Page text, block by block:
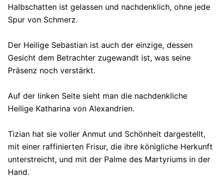
Halbschatten ist gelassen und nachdenklich, ohne jede
Spur von Schmerz.
Der Heilige Sebastian ist auch der einzige, dessen
Gesicht dem Betrachter zugewandt ist, was seine
Präsenz noch verstärkt.
Auf der linken Seite sieht man die nachdenkliche
Heilige Katharina von Alexandrien.
Tizian hat sie voller Anmut und Schönheit dargestellt,
mit einer raffinierten Frisur, die ihre königliche Herkunft
unterstreicht, und mit der Palme des Martyriums in der
Hand.